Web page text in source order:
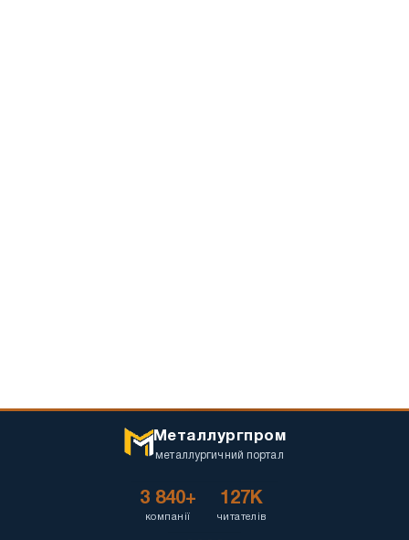
Металлургпром
металлургичний портал
3 840+
компанії
127K
читателів